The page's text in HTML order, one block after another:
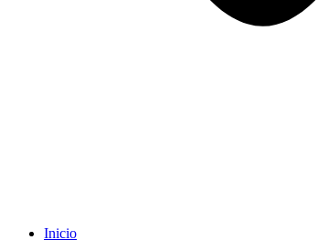
Inicio